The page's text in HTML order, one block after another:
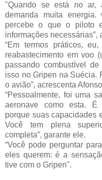
"Quando se está no ar,
demanda muita
percebe o que o piloto
informações necessárias”,
“Em termos práticos,
reabastecimento em voo
passando combustível
isso no Gripen na Suécia.
o avião”, acrescenta
“Pessoalmente, foi uma
aeronave como esta. É
porque suas capacidades
Você tem plena
completa”, garante ele.
“Você pode perguntar
eles querem: é a
tive com o Gripen".